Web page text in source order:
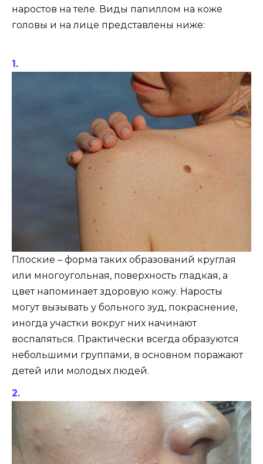
наростов на теле. Виды папиллом на коже
головы и на лице представлены ниже:
Плоские – форма таких образований круглая
или многоугольная, поверхность гладкая, а
цвет напоминает здоровую кожу. Наросты
могут вызывать у больного зуд, покраснение,
иногда участки вокруг них начинают
воспаляться. Практически всегда образуются
небольшими группами, в основном поражают
детей или молодых людей.